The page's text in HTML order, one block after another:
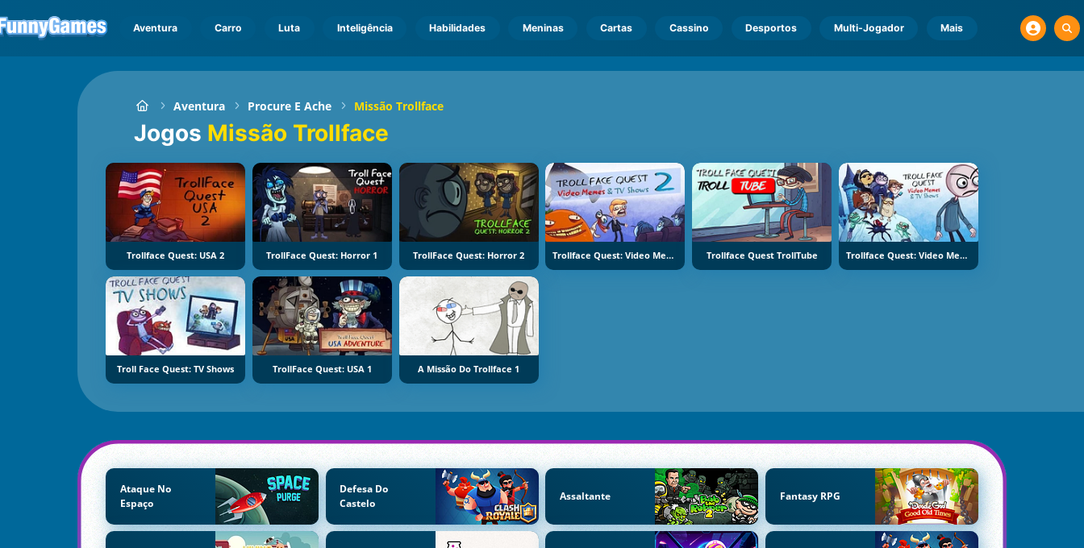
Aventura Carro Luta Inteligência Habilidades Meninas Cartas Cassino Desportos Multi-Jogador Mais
Aventura Procure E Ache Missão Trollface
Jogos Missão Trollface
Trollface Quest: USA 2 TrollFace Quest: Horror 1 TrollFace Quest: Horror 2 Trollface Quest: Video Memes And TV Shows Part 2 Trollface Quest TrollTube Trollface Quest: Video Memes And TV Shows
Troll Face Quest: TV Shows TrollFace Quest: USA 1 A Missão Do Trollface 1
Ataque No
Espaço
Defesa Do
Castelo
Assaltante Fantasy RPG